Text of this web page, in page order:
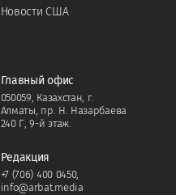
Новости США
Главный офис
050059, Казахстан, г.
Алматы, пр. Н. Назарбаева
240 Г, 9-й этаж.
Редакция
+7 (706) 400 0450,
info@arbat.media